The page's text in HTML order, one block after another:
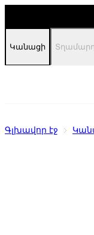
Կանացի
Գլխավոր էջ